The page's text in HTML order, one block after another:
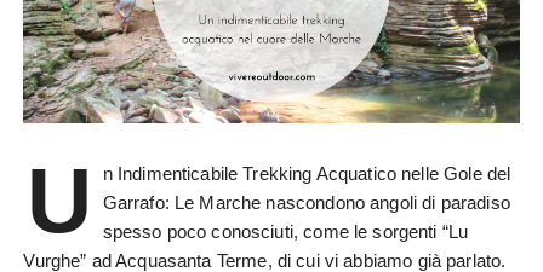
U
n Indimenticabile Trekking Acquatico nelle Gole del
Garrafo: Le Marche nascondono angoli di paradiso
spesso poco conosciuti, come le sorgenti “Lu
Vurghe” ad Acquasanta Terme, di cui vi abbiamo già parlato.